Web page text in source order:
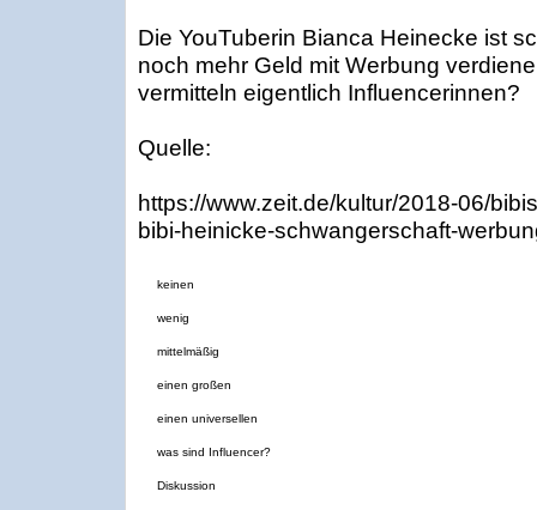
Die YouTuberin Bianca Heinecke ist
noch mehr Geld mit Werbung
vermitteln eigentlich Influencerinnen?
Quelle:
https://www.zeit.de/kultur/2018-06/
bibi-heinicke-schwangerschaft-
keinen
wenig
mittelmäßig
einen großen
einen universellen
was sind Influencer?
Diskussion